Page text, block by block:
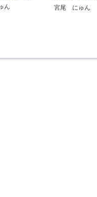
ん
宮尾 にゅん